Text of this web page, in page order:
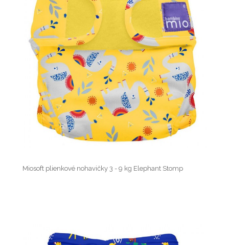
Miosoft plienkové nohavičky 3 - 9 kg Elephant Stomp